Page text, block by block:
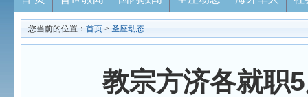
您当前的位置： 首页 > 圣座动态
教宗方济各就职